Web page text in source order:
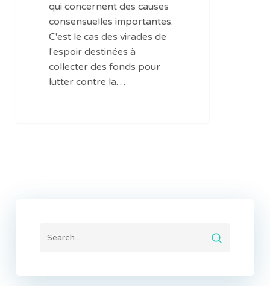
qui concernent des causes
consensuelles importantes.
C'est le cas des virades de
l'espoir destinées à
collecter des fonds pour
lutter contre la…